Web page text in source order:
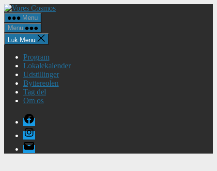
Spring
til
indholdet
Vores
Menu
Menu
Luk Menu
Program
Lokalekalender
Udstillinger
Byttereolen
Tag del
Om os
Facebook
Instagram
E-
mail